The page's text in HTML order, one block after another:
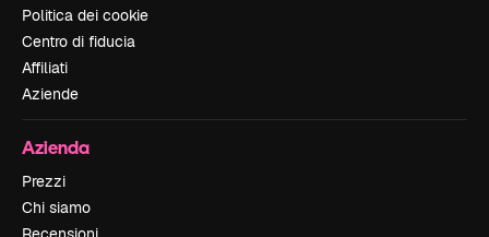
Politica dei cookie
Centro di fiducia
Affiliati
Aziende
Azienda
Prezzi
Chi siamo